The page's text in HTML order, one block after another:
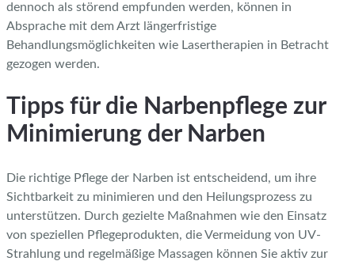
dennoch als störend empfunden werden, können in
Absprache mit dem Arzt längerfristige
Behandlungsmöglichkeiten wie Lasertherapien in Betracht
gezogen werden.
Tipps für die Narbenpflege zur
Minimierung der Narben
Die richtige Pflege der Narben ist entscheidend, um ihre
Sichtbarkeit zu minimieren und den Heilungsprozess zu
unterstützen. Durch gezielte Maßnahmen wie den Einsatz
von speziellen Pflegeprodukten, die Vermeidung von UV-
Strahlung und regelmäßige Massagen können Sie aktiv zur